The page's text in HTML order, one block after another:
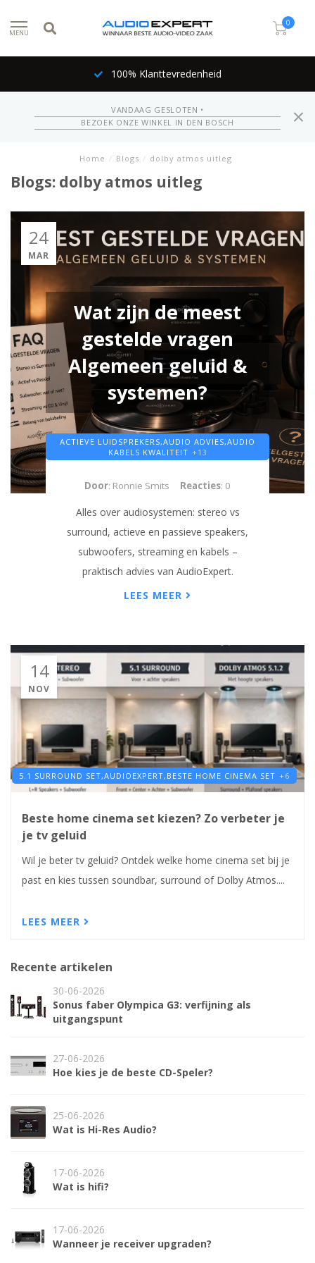
MENU
0
100% Klanttevredenheid
VANDAAG GESLOTEN •
BEZOEK ONZE WINKEL IN DEN BOSCH
Home / Blogs / dolby atmos uitleg
Blogs: dolby atmos uitleg
24
MAR
Wat zijn de meest
gestelde vragen
Algemeen geluid &
systemen?
ACTIEVE LUIDSPREKERS,AUDIO ADVIES,AUDIO
KABELS KWALITEIT +13
Door: Ronnie Smits Reacties: 0
Alles over audiosystemen: stereo vs
surround, actieve en passieve speakers,
subwoofers, streaming en kabels –
praktisch advies van AudioExpert.
LEES MEER
14
NOV
5.1 SURROUND SET,AUDIOEXPERT, BESTE HOME CINEMA SET +6
Beste home cinema set kiezen? Zo verbeter je
je tv geluid
Wil je beter tv geluid? Ontdek welke home cinema set bij je
past en kies tussen soundbar, surround of Dolby Atmos....
LEES MEER
Recente artikelen
30-06-2026
Sonus faber Olympica G3: verfijning als
uitgangspunt
27-06-2026
Hoe kies je de beste CD-Speler?
25-06-2026
Wat is Hi-Res Audio?
17-06-2026
Wat is hifi?
17-06-2026
Wanneer je receiver upgraden?